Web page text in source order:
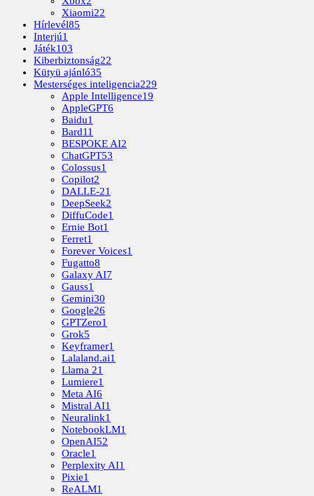
Xiaomi22
Hírlevél85
Interjú1
Játék103
Kiberbiztonság22
Kütyü ajánló35
Mesterséges inteligencia229
Apple Intelligence19
AppleGPT6
Baidu1
Bard11
BESPOKE AI2
ChatGPT53
Colossus1
Copilot2
DALLE-21
DeepSeek2
DiffuCode1
Ernie Bot1
Ferret1
Forever Voices1
Fugatto8
Galaxy AI7
Gauss1
Gemini30
Google26
GPTZero1
Grok5
Keyframer1
Lalaland.ai1
Llama 21
Lumiere1
Meta AI6
Mistral AI1
Neuralink1
NotebookLM1
OpenAI52
Oracle1
Perplexity AI1
Pixie1
ReALM1